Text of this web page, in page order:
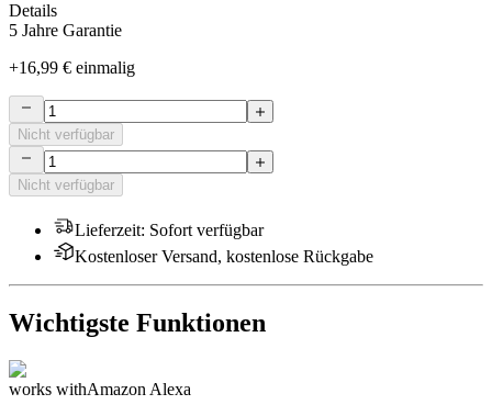
Details
5 Jahre Garantie
+16,99 € einmalig
Nicht verfügbar
Nicht verfügbar
Lieferzeit: Sofort verfügbar
Kostenloser Versand, kostenlose Rückgabe
Wichtigste Funktionen
works withAmazon Alexa